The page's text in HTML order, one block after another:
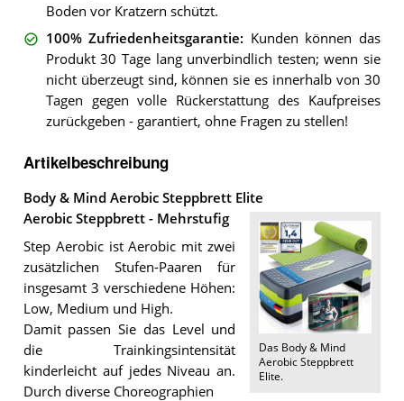
Boden vor Kratzern schützt.
100% Zufriedenheitsgarantie: Kunden können das
Produkt 30 Tage lang unverbindlich testen; wenn sie
nicht überzeugt sind, können sie es innerhalb von 30
Tagen gegen volle Rückerstattung des Kaufpreises
zurückgeben - garantiert, ohne Fragen zu stellen!
Artikelbeschreibung
Body & Mind Aerobic Steppbrett Elite
Das Body & Mind
Aerobic Steppbrett
Elite.
Aerobic Steppbrett - Mehrstufig
Step Aerobic ist Aerobic mit zwei
zusätzlichen Stufen-Paaren für
insgesamt 3 verschiedene Höhen:
Low, Medium und High.
Damit passen Sie das Level und
die Trainkingsintensität
kinderleicht auf jedes Niveau an.
Durch diverse Choreographien